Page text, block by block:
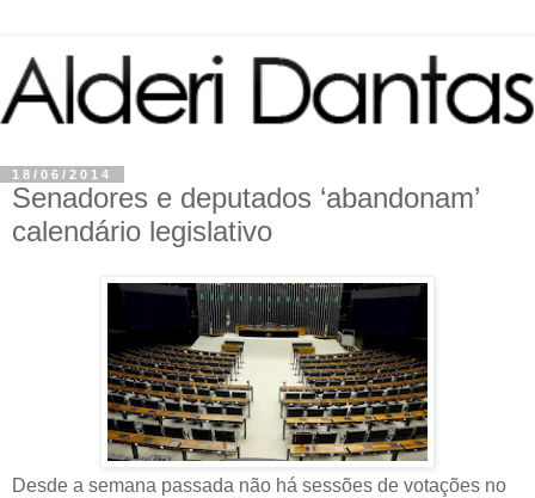
18/06/2014
Senadores e deputados ‘abandonam’
calendário legislativo
Desde a semana passada não há sessões de votações no